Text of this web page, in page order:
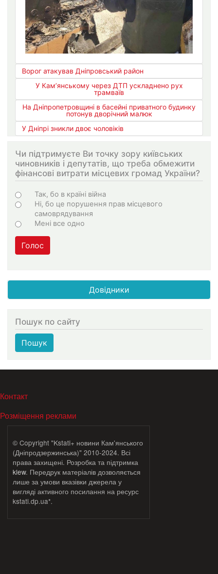
Ворог атакував Дніпровський район
У Кам’янському через ДТП ускладнено рух
трамваїв
На Дніпропетровщині в басейні приватного будинку
потонув дворічний малюк
У Дніпрі зникли двоє чоловіків
Чи підтримуєте Ви точку зору київських
чиновників і депутатів, що треба обмежити
фінансові витрати місцевих громад України?
Choices
Так, бо в країні війна
Ні, бо це порушення прав місцевого
самоврядування
Мені все одно
Голос
Довідники
Пошук по сайту
Пошук
МЕНЮ В ПОДВАЛЕ
Контакт
Розміщення реклами
© Copyright "Kstati+ новини Кам'янського
(Дніпродзержинська)" 2010-2024. Всі
права захищені. Розробка та підтримка
klew. Передрук матеріалів дозволяється
лише за умови вказівки джерела у
вигляді активного посилання на ресурс
kstati.dp.ua*.